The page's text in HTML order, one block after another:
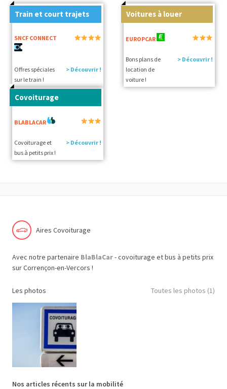
Train et court trajets
SNCF CONNECT
Offres spéciales
sur le train !
> Découvrir !
Voitures à louer
EUROPCAR
Bons plans de
location de
voiture !
> Découvrir !
Covoiturage
BLABLACAR
Covoiturage et
bus à petits prix !
> Découvrir !
Aires Covoiturage
Avec notre partenaire BlaBlaCar- covoiturage et bus à petits prix
sur Corrençon-en-Vercors !
Les photos Toutes les photos (1)
Nos articles récents sur la mobilité